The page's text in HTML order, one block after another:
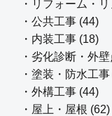
・リフォーム・
・公共工事 (44)
・内装工事 (18)
・劣化診断・外
・塗装・防水工
・外構工事 (44)
・屋上・屋根 (62)